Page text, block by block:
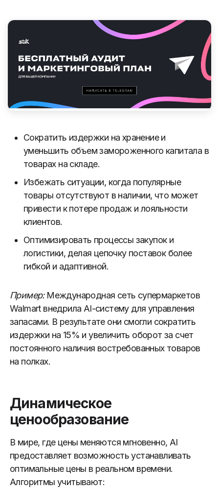
Сократить издержки на хранение и
уменьшить объем замороженного капитала в
товарах на складе.
Избежать ситуации, когда популярные
товары отсутствуют в наличии, что может
привести к потере продаж и лояльности
клиентов.
Оптимизировать процессы закупок и
логистики, делая цепочку поставок более
гибкой и адаптивной.
Пример:Международная сеть супермаркетов
Walmart внедрила AI-систему для управления
запасами. В результате они смогли сократить
издержки на 15% и увеличить оборот за счет
постоянного наличия востребованных товаров
на полках.
Динамическое
ценообразование
В мире, где цены меняются мгновенно, AI
предоставляет возможность устанавливать
оптимальные цены в реальном времени.
Алгоритмы учитывают: